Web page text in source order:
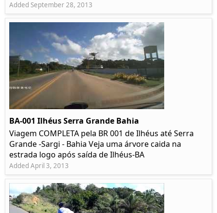
Added September 28, 2013
BA-001 Ilhéus Serra Grande Bahia
Viagem COMPLETA pela BR 001 de Ilhéus até Serra
Grande -Sargi - Bahia Veja uma árvore caida na
estrada logo após saída de Ilhéus-BA
Added April 3, 2013